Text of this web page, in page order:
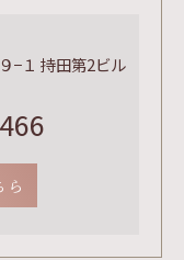
−１ 持田第2ビル
ら